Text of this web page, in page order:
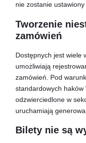
nie zostanie
Tworzenie
zamówień
Dostępnych jest wiele
umożliwiają
zamówień. Pod
standardowych
odzwierciedlone w
uruchamiają
Bilety nie są